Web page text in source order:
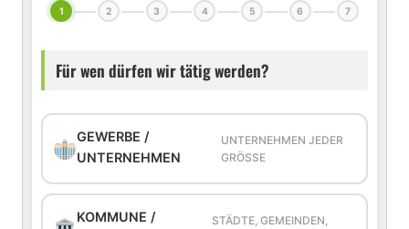
1 2 3 4 5 6 7
Für wen dürfen wir tätig werden?
GEWERBE /
UNTERNEHMEN
UNTERNEHMEN JEDER
GRÖSSE
KOMMUNE /
STÄDTE, GEMEINDEN,